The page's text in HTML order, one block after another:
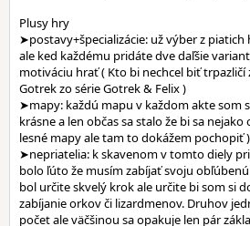
Plusy hry
➤postavy+špecializácie: už výber z
ale ked každému pridáte dve daľšie
motiváciu hrať ( Kto bi nechcel biť trpazličí
Gotrek zo série Gotrek & Felix )
➤mapy: každú mapu v každom akte som
krásne a len občas sa stalo že bi sa
lesné mapy ale tam to dokážem pochopiť
➤nepriatelia: k skavenom v tomto diely
bolo ľúto že musím zabíjať svoju obľúbenú
bol určite skvelý krok ale určite bi som si
zabíjanie orkov či lizardmenov. Druhov
počet ale väčšinou sa opakuje len pár